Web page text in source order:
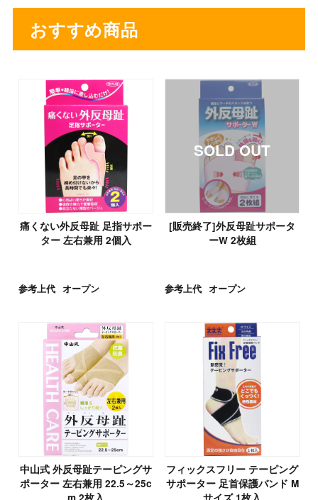
おすすめ商品
痛くない外反母趾 足指サポー
ター 左右兼用 2個入
参考上代 オープン
[販売終了]外反母趾サポータ
ーW 2枚組
参考上代 オープン
中山式 外反母趾テーピングサ
ポーター 左右兼用 22.5～25c
m 2枚入
フィックスフリー テーピング
サポーター 足首保護バンド M
サイズ 1枚入